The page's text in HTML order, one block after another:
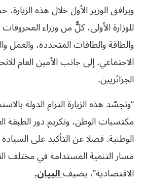
ويرافق الوزير الأول خلال هذه
للوزارة الأولى، كلٌّ من وزراء المحروقات
والطاقة والطاقات المتجددة، والعمل
الاجتماعي. إلى جانب الأمين العام
الجزائريين.
“وتجسّد هذه الزيارة التزام الدولة
مكتسبات الوطن، وتكريم دور الطبقة
الوطنية. فضلا عن التأكيد على
مسار التنمية المستدامة في مختلف
الاقتصادية”، يضيفالبيان.